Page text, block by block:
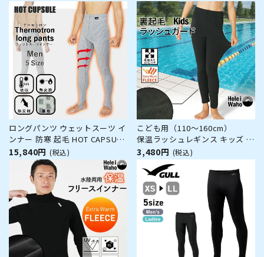
ルオーバー UPF50+ で UVカッ
ト 大きいサイズ 対応 サーフィ
ン や ウェットスーツ
用 ウェットスーツ ドライスーツ
ダイビング サーフィン 防寒 日
本製
ロングパンツ ウェットスーツ イ
ンナー 防寒 起毛 HOT CAPSULE
ホットカプセル サーモトロン メ
ンズ サーフィン ダイビング ラ
ッシュガード 冬 保温 グッズ ウ
ィンターアイテム
15,840円 (税込)
こども用（110～160cm）
保温ラッシュレギンス キッズ 裏
起毛インナー HeleiWaho ヘレ
イワホ 防寒 日本製 小学生 中学
生 スクール水着 プール スイミ
ング 海
3,480円 (税込)